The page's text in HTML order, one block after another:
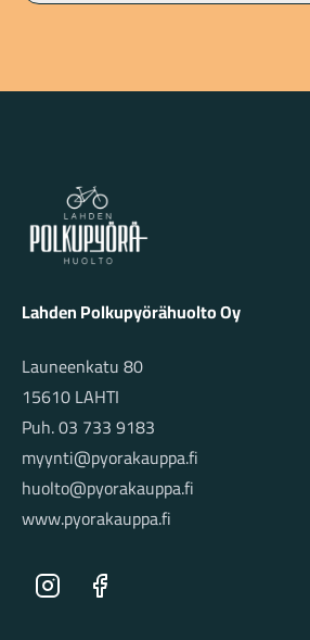
Lahden Polkupyörähuolto - etusivulle
Lahden Polkupyörähuolto Oy
Launeenkatu 80
15610 LAHTI
Puh. 03 733 9183
myynti@pyorakauppa.fi
huolto@pyorakauppa.fi
www.pyorakauppa.fi
Instagram Facebook